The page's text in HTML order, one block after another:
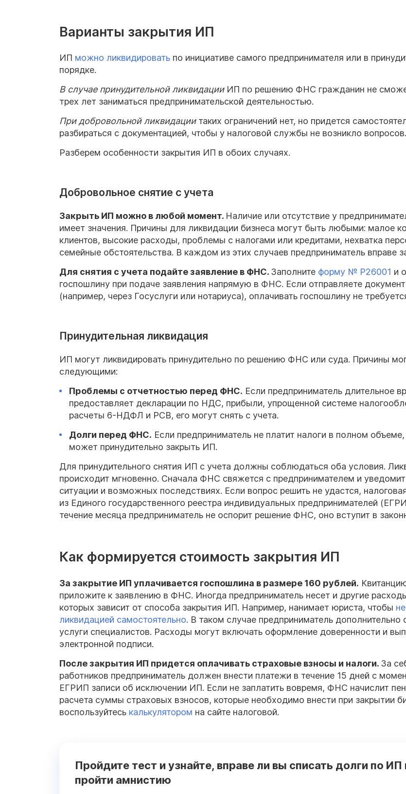
Варианты закрытия ИП
ИП можно ликвидировать по инициативе самого предпринимателя или в
порядке.
В случае принудительной ликвидацииИП по решению ФНС гражданин не
трех лет заниматься предпринимательской деятельностью.
При добровольнойликвидациитаких ограничений нет, но придется
разбираться с документацией, чтобы у налоговой службы не возникло вопросов.
Разберем особенности закрытия ИП в обоих случаях.
Добровольное снятие с учета
Закрыть ИП можно в любой момент. Наличие или отсутствие у
имеет значения. Причины для ликвидации бизнеса могут быть любыми: малое
клиентов, высокие расходы, проблемы с налогами или кредитами, нехватка
семейные обстоятельства. В каждом из этих случаев предприниматель вправе
Для снятия с учета подайтезаявление в ФНС. Заполните форму № Р26001 и
госпошлину при подаче заявления напрямую в ФНС. Если отправляете
(например, через Госуслуги или нотариуса), оплачивать госпошлину не
Принудительная ликвидация
ИП могут ликвидировать принудительно по решению ФНС или суда. Причины
следующими:
Проблемы с отчетностью перед ФНС. Если предприниматель длительное
предоставляет декларации по НДС, прибыли, упрощенной системе
расчеты 6-НДФЛ и РСВ, его могут снять с учета.
Долги перед ФНС. Если предприниматель не платит налоги в полном объеме,
может принудительно закрыть ИП.
Для принудительного снятия ИП с учета должны соблюдаться оба условия.
происходит мгновенно. Сначала ФНС свяжется с предпринимателем и уведомит
ситуации и возможных последствиях. Если вопрос решить не удастся,
из Единого государственного реестра индивидуальных предпринимателей
течение месяца предприниматель не оспорит решение ФНС, оно вступит в
Как формируется стоимость закрытия ИП
За закрытие ИП уплачивается госпошлина в размере 160 рублей.
приложите к заявлению в ФНС. Иногда предприниматель несет и другие
которых зависит от способа закрытия ИП. Например, нанимает юриста, чтобы
ликвидацией самостоятельно. В таком случае предприниматель дополнительно
услуги специалистов. Расходы могут включать оформление доверенности и
электронной подписи.
После закрытия ИП придется оплачивать страховые взносы и налоги. За
работников предприниматель должен внести платежи в течение 15 дней с
ЕГРИП записи об исключении ИП. Если не заплатить вовремя, ФНС начислит
расчета суммы страховых взносов, которые необходимо внести при закрытии
воспользуйтесь калькулятором на сайте налоговой.
Пройдите тест и узнайте, вправе ли вы списать долги по ИП
пройти амнистию